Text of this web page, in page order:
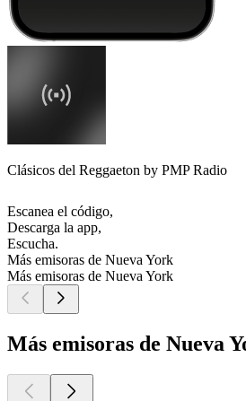
Clásicos del Reggaeton by PMP Radio
Escanea el código,
Descarga la app,
Escucha.
Más emisoras de Nueva York
Más emisoras de Nueva York
Más emisoras de Nueva